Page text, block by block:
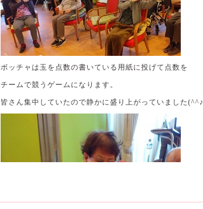
ボッチャは玉を点数の書いている用紙に投げて点数を
チームで競うゲームになります。
皆さん集中していたので静かに盛り上がっていました(^^♪